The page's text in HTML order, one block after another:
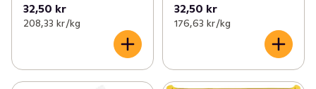
32,50 kr
208,33 kr /kg
32,50 kr
176,63 kr /kg